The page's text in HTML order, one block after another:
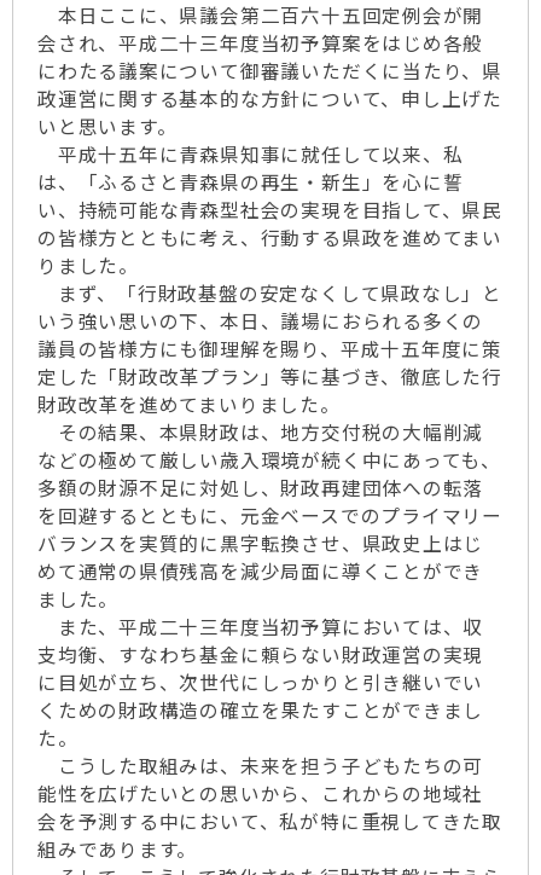
本日ここに、県議会第二百六十五回定例会が開
会され、平成二十三年度当初予算案をはじめ各般
にわたる議案について御審議いただくに当たり、県
政運営に関する基本的な方針について、申し上げた
いと思います。
平成十五年に青森県知事に就任して以来、私
は、「ふるさと青森県の再生・新生」を心に誓
い、持続可能な青森型社会の実現を目指して、県民
の皆様方とともに考え、行動する県政を進めてまい
りました。
まず、「行財政基盤の安定なくして県政なし」と
いう強い思いの下、本日、議場におられる多くの
議員の皆様方にも御理解を賜り、平成十五年度に策
定した「財政改革プラン」等に基づき、徹底した行
財政改革を進めてまいりました。
その結果、本県財政は、地方交付税の大幅削減
などの極めて厳しい歳入環境が続く中にあっても、
多額の財源不足に対処し、財政再建団体への転落
を回避するとともに、元金ベースでのプライマリー
バランスを実質的に黒字転換させ、県政史上はじ
めて通常の県債残高を減少局面に導くことができ
ました。
また、平成二十三年度当初予算においては、収
支均衡、すなわち基金に頼らない財政運営の実現
に目処が立ち、次世代にしっかりと引き継いでい
くための財政構造の確立を果たすことができまし
た。
こうした取組みは、未来を担う子どもたちの可
能性を広げたいとの思いから、これからの地域社
会を予測する中において、私が特に重視してきた取
組みであります。